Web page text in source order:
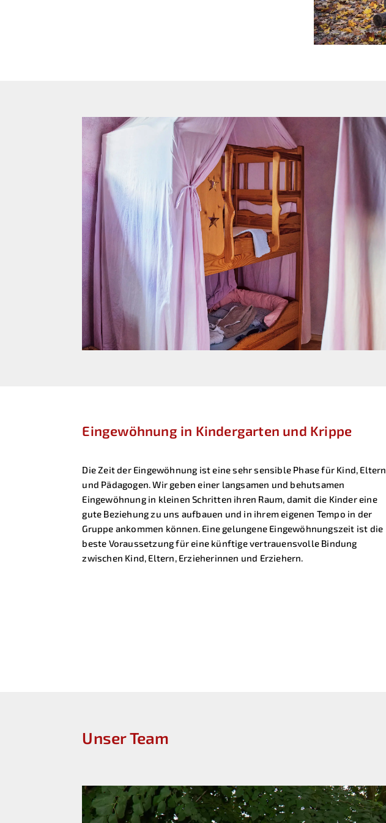
Eingewöhnung in Kindergarten und Krippe
Die Zeit der Eingewöhnung ist eine sehr sensible Phase für Kind, Eltern
und Pädagogen. Wir geben einer langsamen und behutsamen
Eingewöhnung in kleinen Schritten ihren Raum, damit die Kinder eine
gute Beziehung zu uns aufbauen und in ihrem eigenen Tempo in der
Gruppe ankommen können. Eine gelungene Eingewöhnungszeit ist die
beste Voraussetzung für eine künftige vertrauensvolle Bindung
zwischen Kind, Eltern, Erzieherinnen und Erziehern.
Unser Team